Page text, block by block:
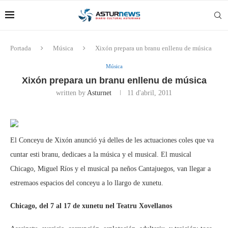
Portada Música Xixón prepara un branu enllenu de música
Música
Xixón prepara un branu enllenu de música
written by Asturnet 11 d'abril, 2011
El Conceyu de Xixón anunció yá delles de les actuaciones coles que va
cuntar esti branu, dedicaes a la música y el musical. El musical
Chicago, Miguel Ríos y el musical pa neños Cantajuegos, van llegar a
estremaos espacios del conceyu a lo llargo de xunetu.
Chicago, del 7 al 17 de xunetu nel Teatru Xovellanos